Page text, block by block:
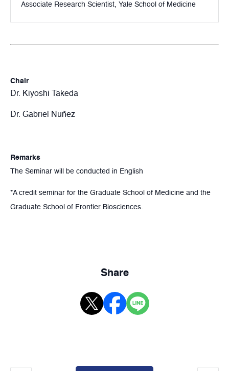
Associate Research Scientist, Yale School of Medicine
Chair
Dr. Kiyoshi Takeda
Dr. Gabriel Nuñez
Remarks
The Seminar will be conducted in English
*A credit seminar for the Graduate School of Medicine and the
Graduate School of Frontier Biosciences.
Share